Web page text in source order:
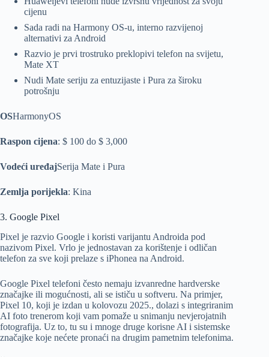
cijenu
Sada radi na Harmony OS-u, interno razvijenoj
alternativi za Android
Razvio je prvi trostruko preklopivi telefon na svijetu,
Mate XT
Nudi Mate seriju za entuzijaste i Pura za široku
potrošnju
OSHarmonyOS
Raspon cijena: $ 100 do $ 3,000
Vodeći uređajSerija Mate i Pura
Zemlja porijekla: Kina
3. Google Pixel
Pixel je razvio Google i koristi varijantu Androida pod
nazivom Pixel. Vrlo je jednostavan za korištenje i odličan
telefon za sve koji prelaze s iPhonea na Android.
Google Pixel telefoni često nemaju izvanredne hardverske
značajke ili mogućnosti, ali se ističu u softveru. Na primjer,
Pixel 10, koji je izdan u kolovozu 2025., dolazi s integriranim
AI foto trenerom koji vam pomaže u snimanju nevjerojatnih
fotografija. Uz to, tu su i mnoge druge korisne AI i sistemske
značajke koje nećete pronaći na drugim pametnim telefonima.